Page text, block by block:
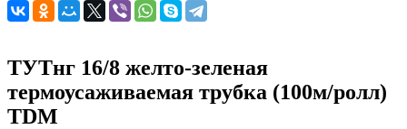
ТУТнг 16/8 желто-зеленая
термоусаживаемая трубка (100м/ролл)
TDM